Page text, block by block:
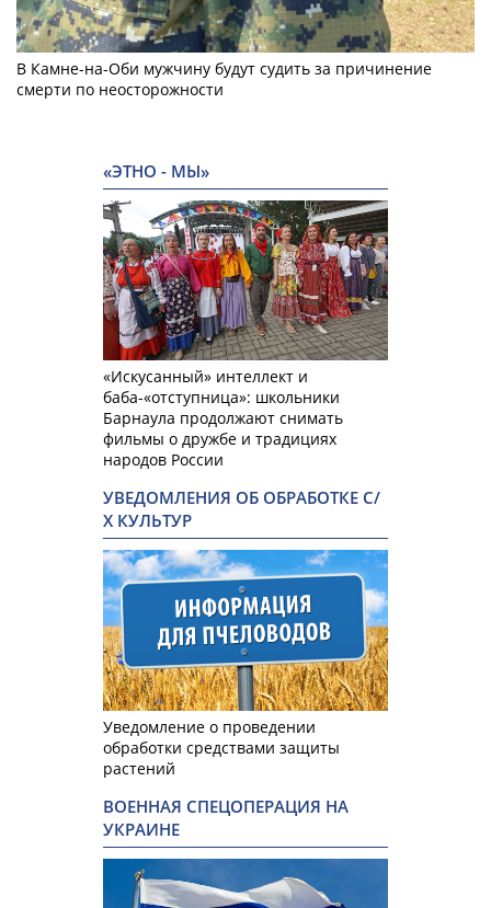
В Камне-на-Оби мужчину будут судить за причинение
смерти по неосторожности
«ЭТНО - МЫ»
«Искусанный» интеллект и
баба-«отступница»: школьники
Барнаула продолжают снимать
фильмы о дружбе и традициях
народов России
УВЕДОМЛЕНИЯ ОБ ОБРАБОТКЕ С/
Х КУЛЬТУР
Уведомление о проведении
обработки средствами защиты
растений
ВОЕННАЯ СПЕЦОПЕРАЦИЯ НА
УКРАИНЕ